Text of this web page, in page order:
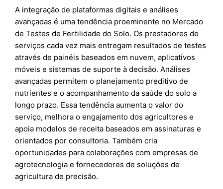
A integração de plataformas digitais e análises
avançadas é uma tendência proeminente no Mercado
de Testes de Fertilidade do Solo. Os prestadores de
serviços cada vez mais entregam resultados de testes
através de painéis baseados em nuvem, aplicativos
móveis e sistemas de suporte à decisão. Análises
avançadas permitem o planejamento preditivo de
nutrientes e o acompanhamento da saúde do solo a
longo prazo. Essa tendência aumenta o valor do
serviço, melhora o engajamento dos agricultores e
apoia modelos de receita baseados em assinaturas e
orientados por consultoria. Também cria
oportunidades para colaborações com empresas de
agrotecnologia e fornecedores de soluções de
agricultura de precisão.